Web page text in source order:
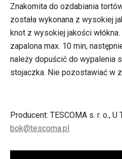
Znakomita do ozdabiania
została wykonana z wysokiej
knot z wysokiej jakości
zapalona max. 10 min,
należy dopuścić do wypalenia
stojaczka. Nie pozostawiać w
Producent: TESCOMA s. r. o.,
bok@tescoma.pl